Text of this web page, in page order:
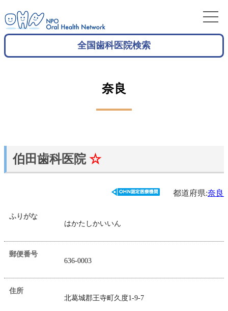
全国歯科医院検索
奈良
伯田歯科医院☆
都道府県:奈良
ふりがな
はかたしかいいん
郵便番号
636-0003
住所
北葛城郡王寺町久度1-9-7